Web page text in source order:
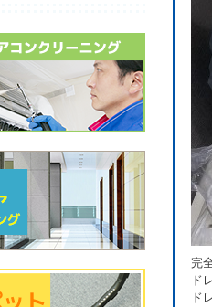
完
ド
ド